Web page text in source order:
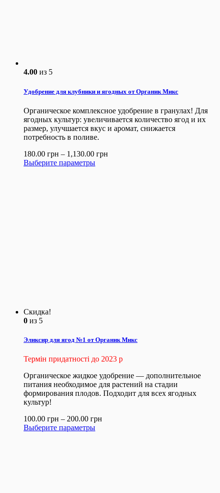
4.00 из 5
Удобрение для клубники и ягодных от Органик Микс
Органическое комплексное удобрение в гранулах! Для
ягодных культур: увеличивается количество ягод и их
размер, улучшается вкус и аромат, снижается
потребность в поливе.
180.00 грн – 1,130.00 грн
Выберите параметры
Скидка!
0 из 5
Эликсир для ягод №1 от Органик Микс
Термін придатності до 2023 р
Органическое жидкое удобрение — дополнительное
питания необходимое для растений на стадии
формирования плодов. Подходит для всех ягодных
культур!
100.00 грн – 200.00 грн
Выберите параметры